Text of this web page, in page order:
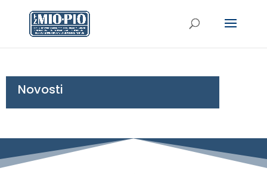
Novosti